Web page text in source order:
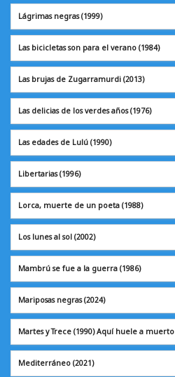
Lágrimas negras(1999)
Las bicicletas son para el verano (1984)
Las brujas de Zugarramurdi (2013)
Las delicias de los verdes años (1976)
Las edades de Lulú (1990)
Libertarias(1996)
Lorca, muerte de un poeta (1988)
Los lunes al sol (2002)
Mambrú se fue a la guerra (1986)
Mariposas negras(2024)
Martes y Trece (1990)Aquí huele a muerto
Mediterráneo (2021)